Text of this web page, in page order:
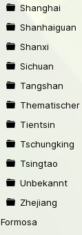
Shanghai
Shanhaiguan
Shanxi
Sichuan
Tangshan
Thematischer
Tientsin
Tschungking
Tsingtao
Unbekannt
Zhejiang
Formosa